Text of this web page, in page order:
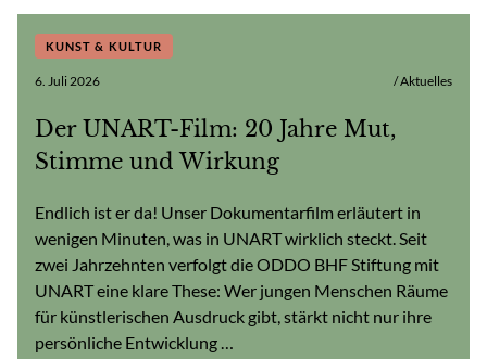
KUNST & KULTUR
6. Juli 2026 / Aktuelles
Der UNART-Film: 20 Jahre Mut,
Stimme und Wirkung
Endlich ist er da! Unser Dokumentarfilm erläutert in
wenigen Minuten, was in UNART wirklich steckt. Seit
zwei Jahrzehnten verfolgt die ODDO BHF Stiftung mit
UNART eine klare These: Wer jungen Menschen Räume
für künstlerischen Ausdruck gibt, stärkt nicht nur ihre
persönliche Entwicklung …